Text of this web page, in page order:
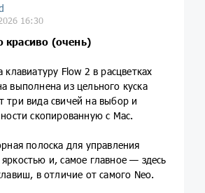
16:30
красиво (очень)
клавиатуру Flow 2 в расцветках
выполнена из цельного куска
три вида свичей на выбор и
скопированную с Mac.
полоска для управления
и, самое главное — здесь
в отличие от самого Neo.